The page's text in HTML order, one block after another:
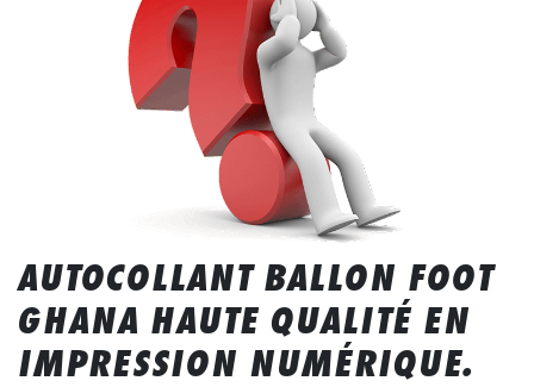
AUTOCOLLANT BALLON FOOT
GHANA HAUTE QUALITÉ EN
IMPRESSION NUMÉRIQUE.